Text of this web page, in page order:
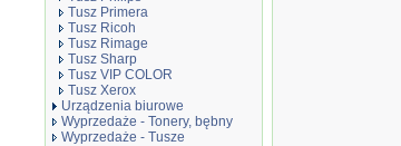
Tusz Primera
Tusz Ricoh
Tusz Rimage
Tusz Sharp
Tusz VIP COLOR
Tusz Xerox
Urządzenia biurowe
Wyprzedaże - Tonery, bębny
Wyprzedaże - Tusze